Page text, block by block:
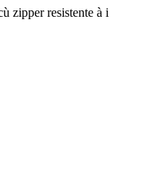
zipper resistente à i